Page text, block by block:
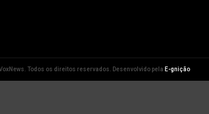
Todos os direitos reservados. Desenvolvido pela E-gnição